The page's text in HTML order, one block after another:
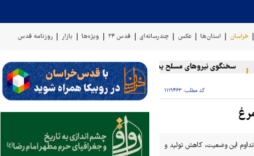
خراسان استان‌ها عکس چندرسانه‌ای قدس ۲۴ ویژه‌ها بازار روزنامه قدس
سخنگوی نیروهای مسلح یمن: کشتی نفتی عربستان را با موشک بالستیک هدف قرار دادیم
کد مطلب: ۱۱۱۹۴۶۳
این وضعیت، کاهش تولید و